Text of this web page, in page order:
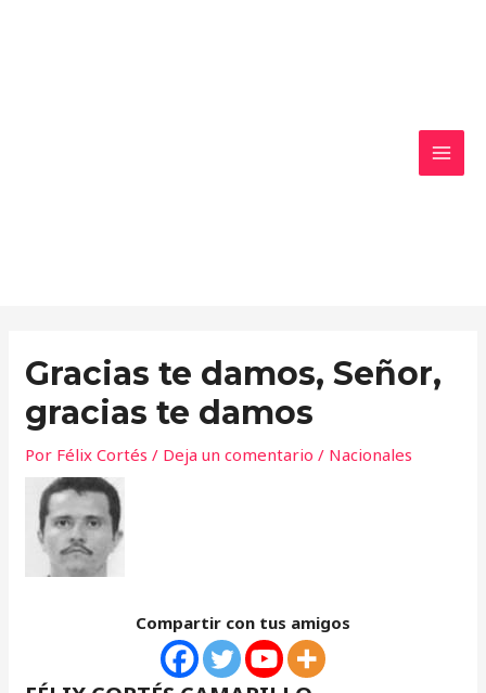
Gracias te damos, Señor,
gracias te damos
Por Félix Cortés/ Deja un comentario / Nacionales
Compartir con tus amigos